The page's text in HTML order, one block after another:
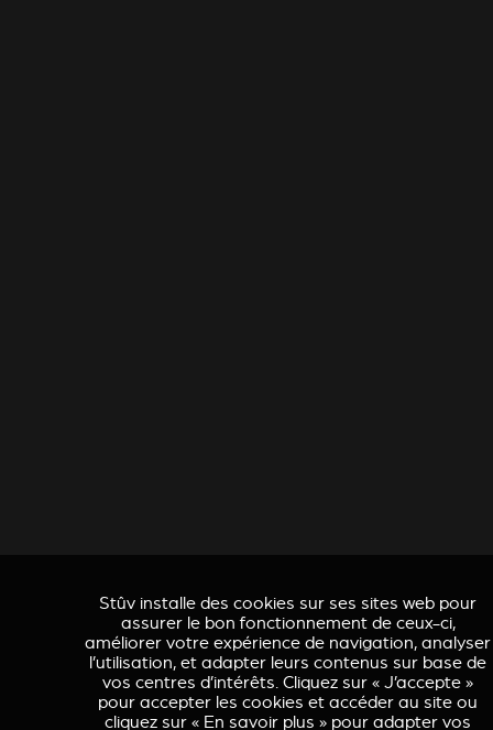
Stûv installe des cookies sur ses sites web pour
assurer le bon fonctionnement de ceux-ci,
améliorer votre expérience de navigation, analyser
l’utilisation, et adapter leurs contenus sur base de
vos centres d’intérêts. Cliquez sur « J’accepte »
pour accepter les cookies et accéder au site ou
cliquez sur « En savoir plus » pour adapter vos